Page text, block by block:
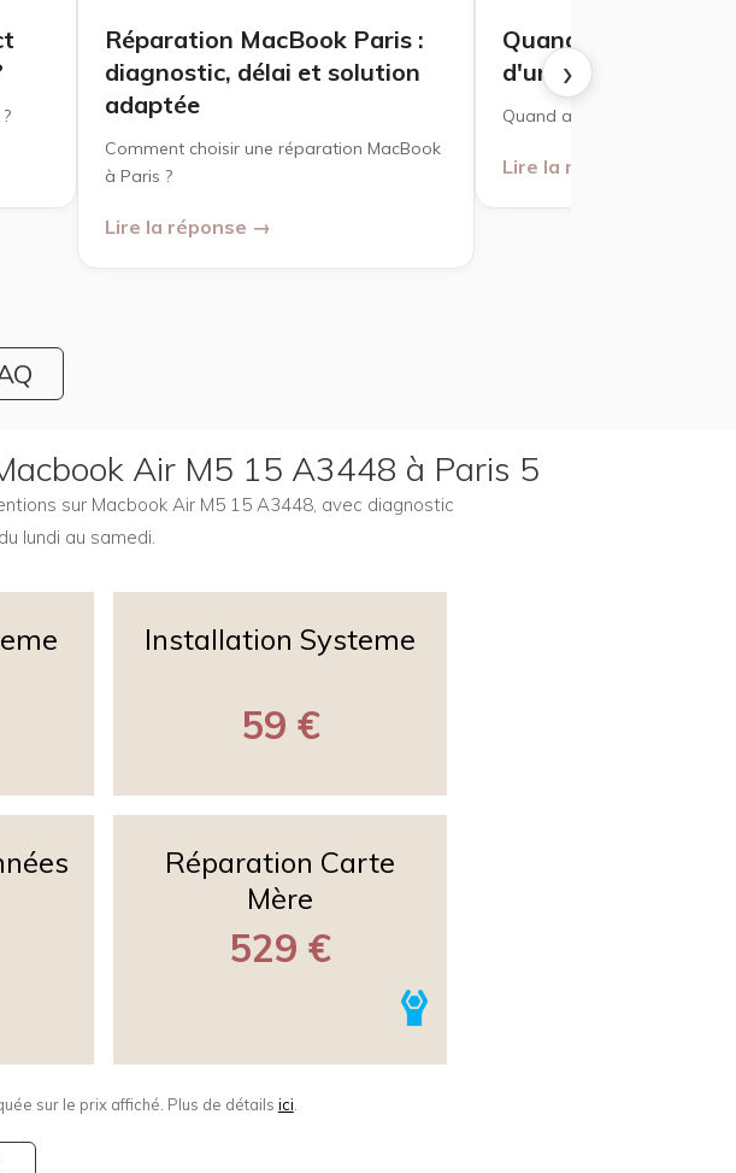
›
Réparation MacBook Paris :
diagnostic, délai et solution
adaptée
Comment choisir une réparation MacBook
à Paris ?
Lire la réponse →
Quand remplacer
d'un MacBook Air ?
Quand agir ?
Lire la réponse →
Air M5 15 A3448 à Paris 5
sur Macbook Air M5 15 A3448, avec diagnostic
lundi au samedi.
Installation Systeme
59 €
Réparation Carte
Mère
529 €
sur le prix affiché. Plus de détails ici